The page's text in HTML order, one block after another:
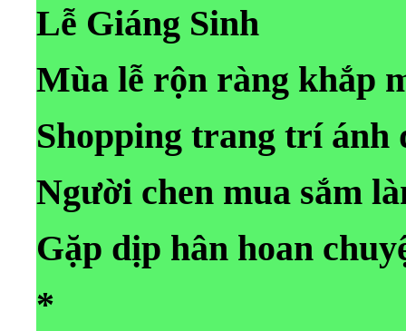
Lễ Giáng Sinh
Mùa lễ rộn ràng khắp
Shopping trang trí ánh
Người chen mua sắm
Gặp dịp hân hoan
*